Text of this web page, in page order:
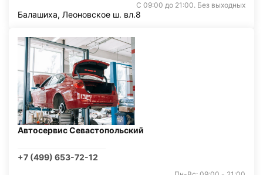
С 09:00 до 21:00. Без выходных
Балашиха, Леоновское ш. вл.8
Автосервис Севастопольский
+7 (499) 653-72-12